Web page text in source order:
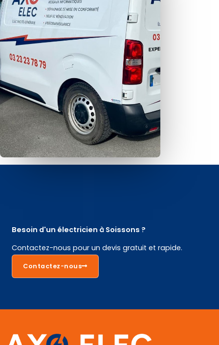
Besoin d'un électricien à Soissons ?
Contactez-nous pour un devis gratuit et rapide.
Contactez-nous